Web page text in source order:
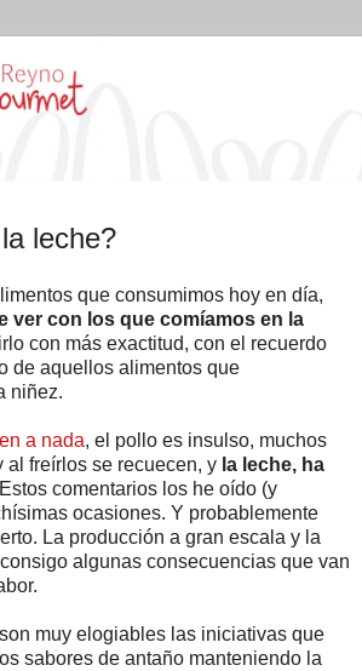
leche?
que consumimos hoy en día,
ver con los que comíamos en la
con más exactitud, con el recuerdo
de aquellos alimentos que
niñez.
a nada, el pollo es insulso, muchos
al freírlos se recuecen, y la leche, ha
comentarios los he oído (y
ocasiones. Y probablemente
La producción a gran escala y la
algunas consecuencias que van
muy elogiables las iniciativas que
sabores de antaño manteniendo la